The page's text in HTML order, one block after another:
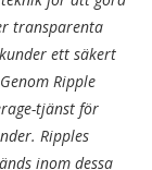
transparenta
ett säkert
Ripple
tjänst för
Ripp­les
inom dessa